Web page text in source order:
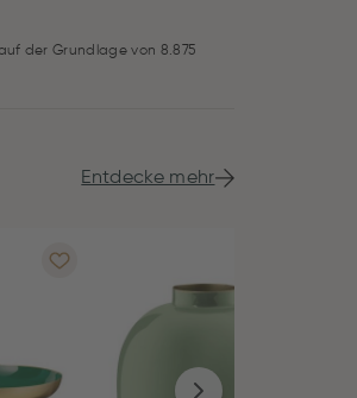
der Grundlage von 8.875
Entdecke mehr